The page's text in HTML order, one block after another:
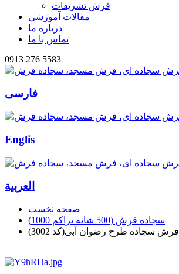
فرش تشریفات
مقالات آموزشی
درباره ما
تماس با ما
0913 276 5583
فارسی
Englis
العربیة
صفحه نخست
سجاده فرش (500 شانه تراکم 1000)
فرش سجاده طرح رضوان آبی(کد 3002)